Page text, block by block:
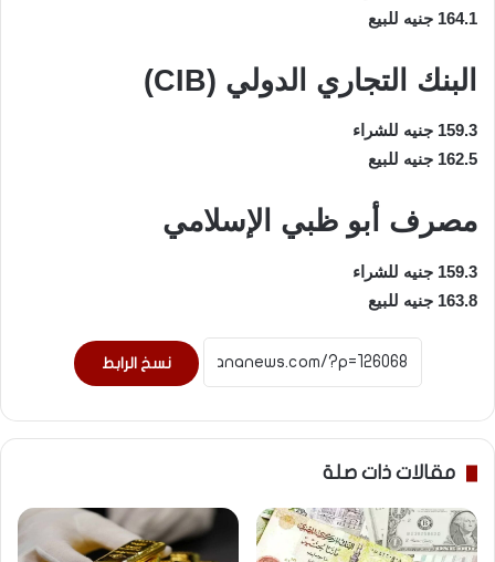
164.1 جنيه للبيع
البنك التجاري الدولي (CIB)
159.3 جنيه للشراء
162.5 جنيه للبيع
مصرف أبو ظبي الإسلامي
159.3 جنيه للشراء
163.8 جنيه للبيع
نسخ الرابط
مقالات ذات صلة